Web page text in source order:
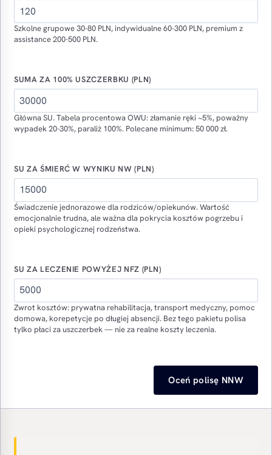
Szkolne grupowe 30-80 PLN, indywidualne 60-300 PLN, premium z
assistance 200-500 PLN.
SUMA ZA 100% USZCZERBKU (PLN)
Główna SU. Tabela procentowa OWU: złamanie ręki ~5%, poważny
wypadek 20-30%, paraliż 100%. Polecane minimum: 50 000 zł.
SU ZA ŚMIERĆ W WYNIKU NW (PLN)
Świadczenie jednorazowe dla rodziców/opiekunów. Wartość
emocjonalnie trudna, ale ważna dla pokrycia kosztów pogrzebu i
opieki psychologicznej rodzeństwa.
SU ZA LECZENIE POWYŻEJ NFZ (PLN)
Zwrot kosztów: prywatna rehabilitacja, transport medyczny, pomoc
domowa, korepetycje po długiej absencji. Bez tego pakietu polisa
tylko płaci za uszczerbek — nie za realne koszty leczenia.
Oceń polisę NNW